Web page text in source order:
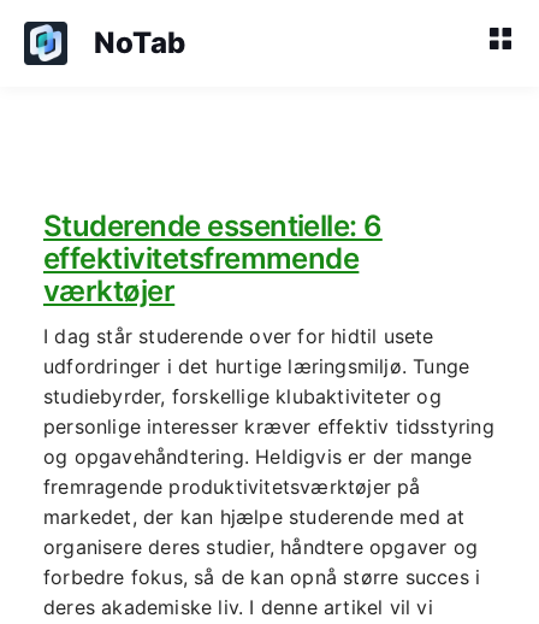
NoTab
Studerende essentielle: 6
effektivitetsfremmende
værktøjer
I dag står studerende over for hidtil usete
udfordringer i det hurtige læringsmiljø. Tunge
studiebyrder, forskellige klubaktiviteter og
personlige interesser kræver effektiv tidsstyring
og opgavehåndtering. Heldigvis er der mange
fremragende produktivitetsværktøjer på
markedet, der kan hjælpe studerende med at
organisere deres studier, håndtere opgaver og
forbedre fokus, så de kan opnå større succes i
deres akademiske liv. I denne artikel vil vi